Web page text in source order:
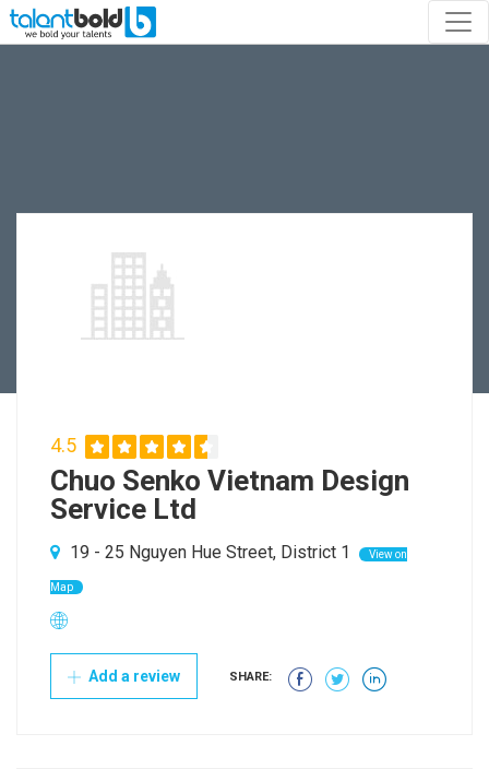
4.5
Chuo Senko Vietnam Design
Service Ltd
19 - 25 Nguyen Hue Street, District 1 View on
Map
Add a review SHARE: